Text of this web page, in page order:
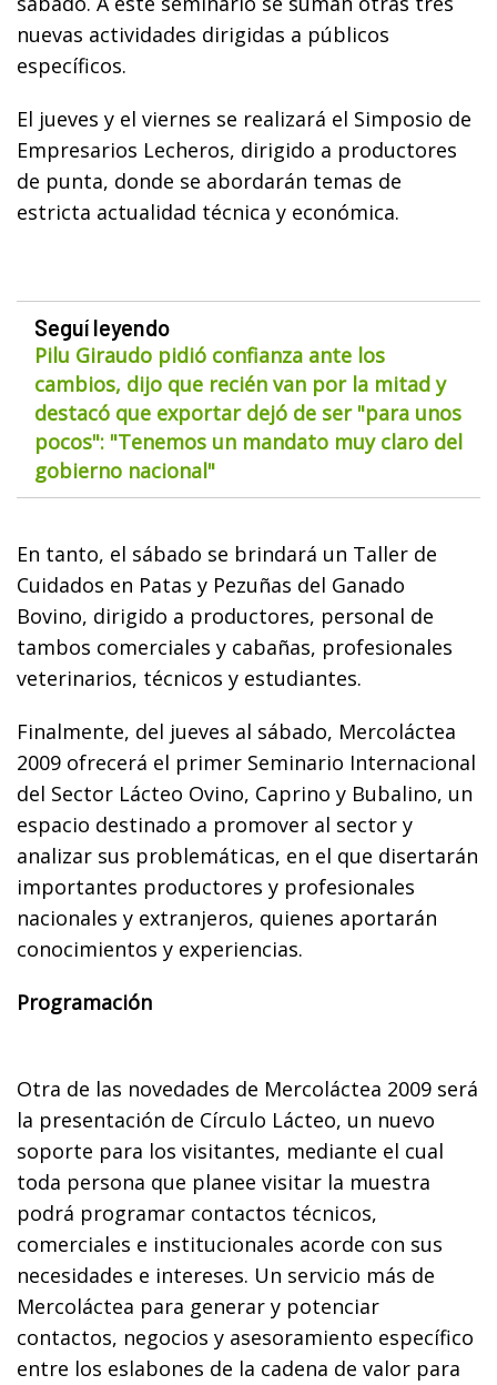
nuevas actividades dirigidas a públicos
específicos.
El jueves y el viernes se realizará el Simposio de
Empresarios Lecheros, dirigido a productores
de punta, donde se abordarán temas de
estricta actualidad técnica y económica.
Seguí leyendo
Pilu Giraudo pidió confianza ante los
cambios, dijo que recién van por la mitad y
destacó que exportar dejó de ser "para unos
pocos": "Tenemos un mandato muy claro del
gobierno nacional"
En tanto, el sábado se brindará un Taller de
Cuidados en Patas y Pezuñas del Ganado
Bovino, dirigido a productores, personal de
tambos comerciales y cabañas, profesionales
veterinarios, técnicos y estudiantes.
Finalmente, del jueves al sábado, Mercoláctea
2009 ofrecerá el primer Seminario Internacional
del Sector Lácteo Ovino, Caprino y Bubalino, un
espacio destinado a promover al sector y
analizar sus problemáticas, en el que disertarán
importantes productores y profesionales
nacionales y extranjeros, quienes aportarán
conocimientos y experiencias.
Programación
Otra de las novedades de Mercoláctea 2009 será
la presentación de Círculo Lácteo, un nuevo
soporte para los visitantes, mediante el cual
toda persona que planee visitar la muestra
podrá programar contactos técnicos,
comerciales e institucionales acorde con sus
necesidades e intereses. Un servicio más de
Mercoláctea para generar y potenciar
contactos, negocios y asesoramiento específico
entre los eslabones de la cadena de valor para